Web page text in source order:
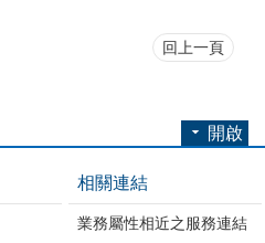
回上一頁
開啟
相關連結
業務屬性相近之服務連結